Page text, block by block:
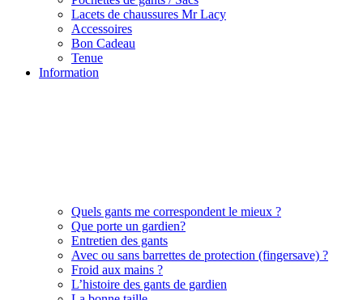
Lacets de chaussures Mr Lacy
Accessoires
Bon Cadeau
Tenue
Information
Quels gants me correspondent le mieux ?
Que porte un gardien?
Entretien des gants
Avec ou sans barrettes de protection (fingersave) ?
Froid aux mains ?
L’histoire des gants de gardien